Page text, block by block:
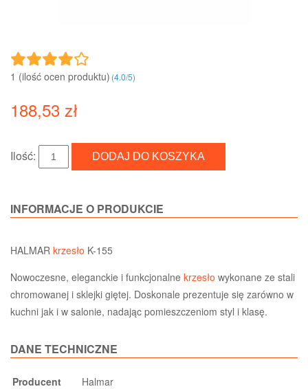
1 (ilość ocen produktu)‎(4.0/5)
188,53 zł
Ilość:
INFORMACJE O PRODUKCIE
HALMAR krzesło K-155
Nowoczesne, eleganckie i funkcjonalne krzesło wykonane ze stali
chromowanej i sklejki giętej. Doskonale prezentuje się zarówno w
kuchni jak i w salonie, nadając pomieszczeniom styl i klasę.
DANE TECHNICZNE
Producent
Halmar